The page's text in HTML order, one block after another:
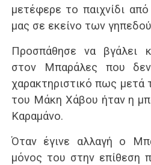
μετέφερε το παιχνίδι
μας σε εκείνο των
Προσπάθησε να βγάλει
στον Μπαράλες που
χαρακτηριστικό πως μετά
του Μάκη Χάβου ήταν η
Καραμάνο.
Όταν έγινε αλλαγή ο
μόνος του στην επίθεση